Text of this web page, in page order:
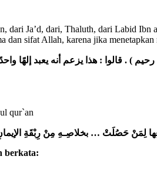
dari Ja’d, dari, Thaluth, dari Labid Ibn
dan sifat Allah, karena jika
رحيم ) . قالوا : هذا يزعم أنه يعبد إلهًا
qur`an
لِمَنْ حَصُلَتْ … بخلاصِـهِ مِنْ رِبْقَةِ
berkata: